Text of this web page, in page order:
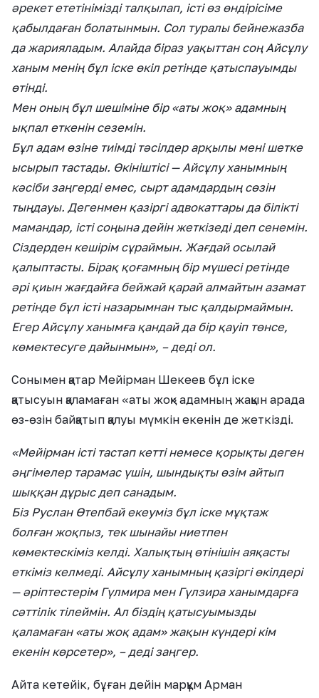
әрекет ететінімізді талқылап, істі өз өндірісіме
қабылдаған болатынмын. Сол туралы бейнежазба
да жарияладым. Алайда біраз уақыттан соң Айсұлу
ханым менің бұл іске өкіл ретінде қатыспауымды
өтінді.
Мен оның бұл шешіміне бір «аты жоқ» адамның
ықпал еткенін сеземін.
Бұл адам өзіне тиімді тәсілдер арқылы мені шетке
ысырып тастады. Өкініштісі — Айсұлу ханымның
кәсіби заңгерді емес, сырт адамдардың сөзін
тыңдауы. Дегенмен қазіргі адвокаттары да білікті
мамандар, істі соңына дейін жеткізеді деп сенемін.
Сіздерден кешірім сұраймын. Жағдай осылай
қалыптасты. Бірақ қоғамның бір мүшесі ретінде
әрі қиын жағдайға бейжай қарай алмайтын азамат
ретінде бұл істі назарымнан тыс қалдырмаймын.
Егер Айсұлу ханымға қандай да бір қауіп төнсе,
көмектесуге дайынмын», – деді ол.
Сонымен қатар Мейірман Шекеев бұл іске
қатысуын қаламаған «аты жоқ» адамның жақын арада
өз-өзін байқатып қалуы мүмкін екенін де жеткізді.
«Мейірман істі тастап кетті немесе қорықты деген
әңгімелер тарамас үшін, шындықты өзім айтып
шыққан дұрыс деп санадым.
Біз Руслан Өтепбай екеуміз бұл іске мұқтаж
болған жоқпыз, тек шынайы ниетпен
көмектескіміз келді. Халықтың өтінішін аяқасты
еткіміз келмеді. Айсұлу ханымның қазіргі өкілдері
— әріптестерім Гүлмира мен Гүлзира ханымдарға
сәттілік тілеймін. Ал біздің қатысуымызды
қаламаған «аты жоқ адам» жақын күндері кім
екенін көрсетер», – деді заңгер.
Айта кетейік, бұған дейін марқұм Арман